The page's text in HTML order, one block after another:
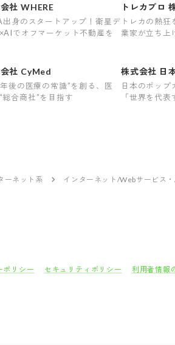
社 WHERE
出身のスタートアップ！衛星デ
でオフマーケット不動産を
トレカプロ
トレカの熱
業家が立ち上
社 CyMed
後の医療の常識”を創る、医
総合商社”を目指す
株式会社 日
日本のポップ
「世界を代表
ーネット系 インターネット/Webサービス・
ポリシー セキュリティポリシー 利用者情報